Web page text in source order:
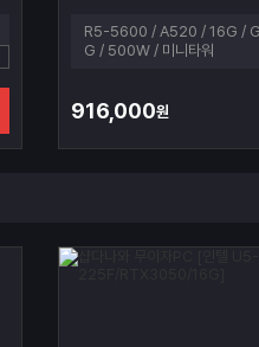
R5-5600 / A520 / 16G /
G / 500W / 미니타워
916,000원